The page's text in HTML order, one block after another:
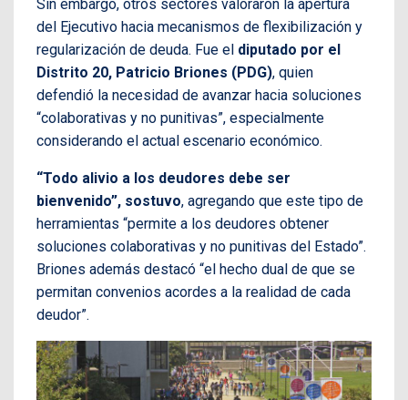
Sin embargo, otros sectores valoraron la apertura
del Ejecutivo hacia mecanismos de flexibilización y
regularización de deuda. Fue el diputado por el
Distrito 20, Patricio Briones (PDG), quien
defendió la necesidad de avanzar hacia soluciones
“colaborativas y no punitivas”, especialmente
considerando el actual escenario económico.
“Todo alivio a los deudores debe ser
bienvenido”, sostuvo, agregando que este tipo de
herramientas “permite a los deudores obtener
soluciones colaborativas y no punitivas del Estado”.
Briones además destacó “el hecho dual de que se
permitan convenios acordes a la realidad de cada
deudor”.